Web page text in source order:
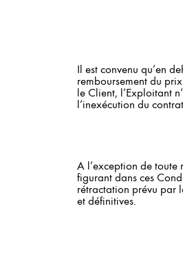
Il est convenu qu’en
remboursement du
le Client, l’Exploitant
l’inexécution du
A l’exception de toute
figurant dans ces
rétractation prévu par
et définitives.